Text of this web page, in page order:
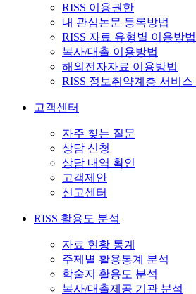
RISS 이용권한
내 관심논문 등록방법
RISS 자료 유형별 이용방법
복사/대출 이용방법
해외전자자료 이용방법
RISS 정보취약계층 서비스
고객센터
자주 찾는 질문
상담 신청
상담 내역 확인
고객제안
신고센터
RISS 활용도 분석
자료 현황 통계
주제별 활용통계 분석
학술지 활용도 분석
복사/대출제공 기관 분석